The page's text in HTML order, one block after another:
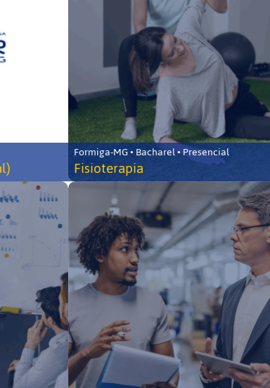
Formiga-MG • Bacharel • Presencial
Fisioterapia